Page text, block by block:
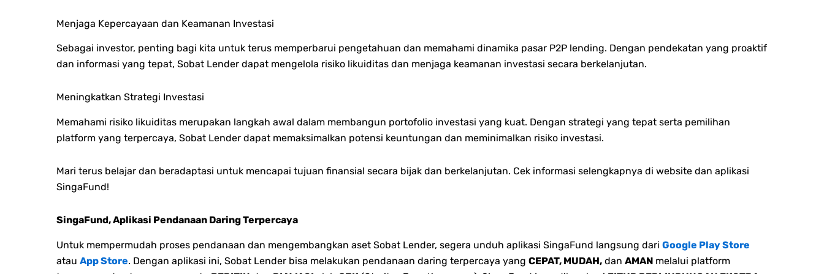
Menjaga Kepercayaan dan Keamanan Investasi
Sebagai investor, penting bagi kita untuk terus memperbarui pengetahuan dan memahami dinamika pasar P2P lending. Dengan pendekatan yang proaktif
dan informasi yang tepat, Sobat Lender dapat mengelola risiko likuiditas dan menjaga keamanan investasi secara berkelanjutan.
Meningkatkan Strategi Investasi
Memahami risiko likuiditas merupakan langkah awal dalam membangun portofolio investasi yang kuat. Dengan strategi yang tepat serta pemilihan
platform yang terpercaya, Sobat Lender dapat memaksimalkan potensi keuntungan dan meminimalkan risiko investasi.
Mari terus belajar dan beradaptasi untuk mencapai tujuan finansial secara bijak dan berkelanjutan. Cek informasi selengkapnya di website dan aplikasi
SingaFund!
SingaFund, Aplikasi Pendanaan Daring Terpercaya
Untuk mempermudah proses pendanaan dan mengembangkan aset Sobat Lender, segera unduh aplikasi SingaFund langsung dari Google Play Store
atau App Store. Dengan aplikasi ini, Sobat Lender bisa melakukan pendanaan daring terpercaya yang CEPAT, MUDAH, dan AMAN melalui platform